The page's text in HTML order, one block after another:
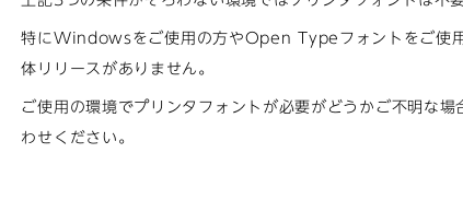
特にWindowsをご使用の方やOpen Typeフォントをご使
体リリースがありません。
ご使用の環境でプリンタフォントが必要がどうかご不明な場
わせください。